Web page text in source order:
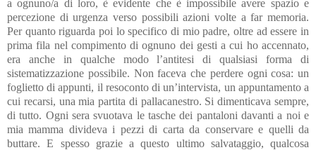
a ognuno/a di loro, è evidente che è impossibile avere spazio e
percezione di urgenza verso possibili azioni volte a far memoria.
Per quanto riguarda poi lo specifico di mio padre, oltre ad essere in
prima fila nel compimento di ognuno dei gesti a cui ho accennato,
era anche in qualche modo l’antitesi di qualsiasi forma di
sistematizzazione possibile. Non faceva che perdere ogni cosa: un
foglietto di appunti, il resoconto di un’intervista, un appuntamento a
cui recarsi, una mia partita di pallacanestro. Si dimenticava sempre,
di tutto. Ogni sera svuotava le tasche dei pantaloni davanti a noi e
mia mamma divideva i pezzi di carta da conservare e quelli da
buttare. E spesso grazie a questo ultimo salvataggio, qualcosa